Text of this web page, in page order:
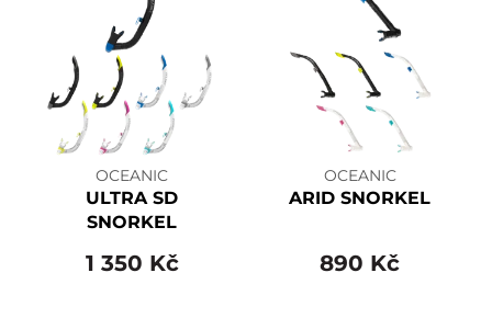
OCEANIC
ULTRA SD
SNORKEL
1 350 Kč
OCEANIC
ARID SNORKEL
890 Kč